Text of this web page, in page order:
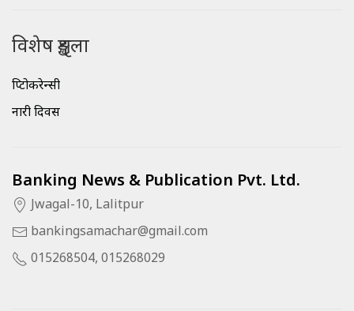
विशेष शृङ्खला
क्रिप्टोकरेन्सी
नारी दिवस
Banking News & Publication Pvt. Ltd.
Jwagal-10, Lalitpur
bankingsamachar@gmail.com
015268504, 015268029